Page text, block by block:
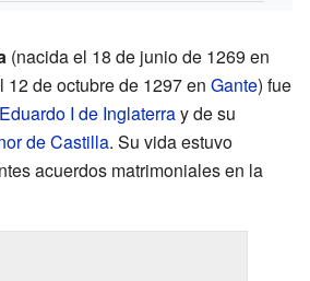
(nacida el 18 de junio de 1269 en
de octubre de 1297 en Gante) fue
Eduardo I de Inglaterray de su
de Castilla. Su vida estuvo
acuerdos matrimoniales en la